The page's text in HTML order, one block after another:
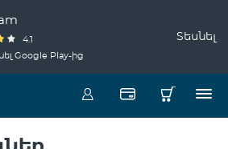
4.1
Google Play-ից
Տեսնել